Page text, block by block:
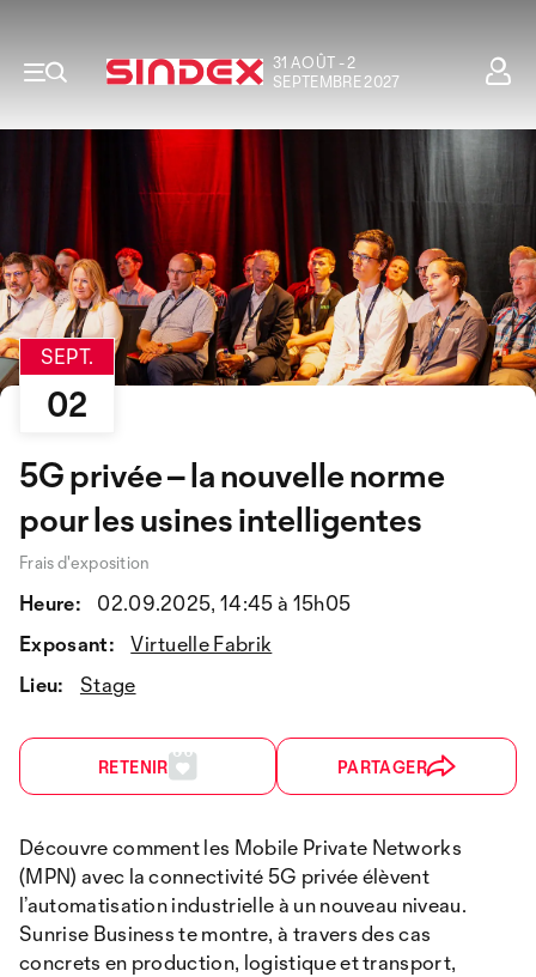
31 AOÛT - 2
SEPTEMBRE 2027
SEPT.
02
5G privée – la nouvelle norme
pour les usines intelligentes
Frais d'exposition
Heure:
02.09.2025, 14:45 à 15h05
Exposant:
Virtuelle Fabrik
Lieu:
Stage
RETENIR PARTAGER
Découvre comment les Mobile Private Networks
(MPN) avec la connectivité 5G privée élèvent
l’automatisation industrielle à un nouveau niveau.
Sunrise Business te montre, à travers des cas
concrets en production, logistique et transport,